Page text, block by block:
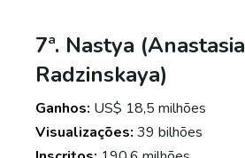
7ª. Nastya (Anastasia
Radzinskaya)
Ganhos: US$ 18,5 milhões
Visualizações: 39 bilhões